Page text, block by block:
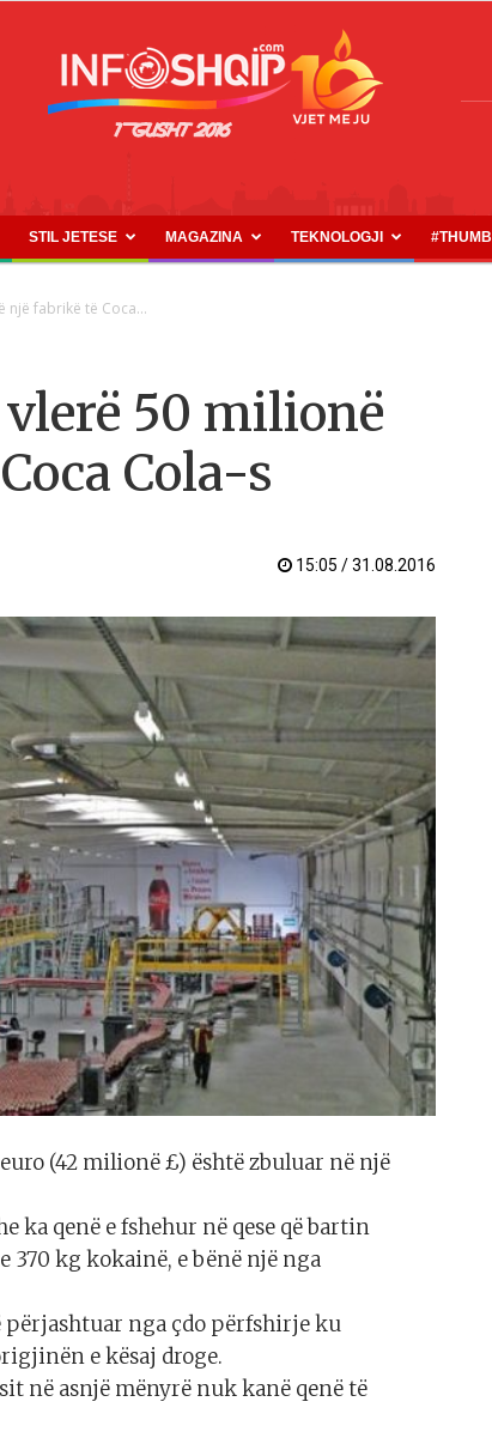
INFOSHQIP.COM
STIL JETESE MAGAZINA TEKNOLOGJI #THUMB
një fabrikë të Coca...
50 milionë
Cola-s
15:05 / 31.08.2016
(42 milionë £) është zbuluar në një
ka qenë e fshehur në qese që bartin
kg kokainë, e bënë një nga
përjashtuar nga çdo përfshirje ku
e kësaj droge.
në asnjë mënyrë nuk kanë qenë të